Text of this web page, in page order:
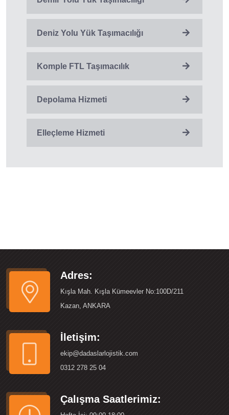
Deniz Yolu Yük Taşımacılığı
Komple FTL Taşımacılık
Depolama Hizmeti
Elleçleme Hizmeti
Adres:
Kışla Mah. Kışla Kümeevler No:100D/211
Kazan, ANKARA
İletişim:
ekip@dadaslarlojistik.com
0312 278 25 04
Çalışma Saatlerimiz: